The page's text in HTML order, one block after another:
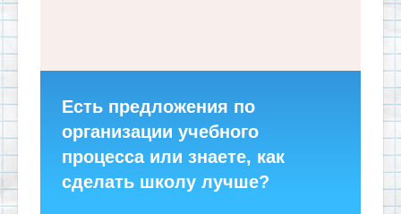
Есть предложения по
организации учебного
процесса или знаете, как
сделать школу лучше?